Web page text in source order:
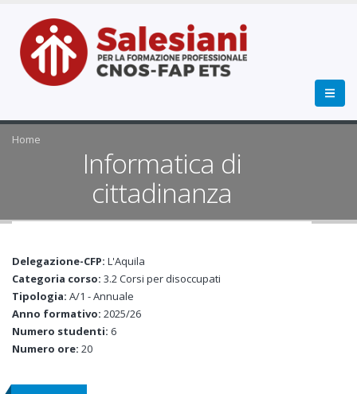
Home
Informatica di
cittadinanza
Delegazione-CFP: L'Aquila
Categoria corso: 3.2 Corsi per disoccupati
Tipologia: A/1 - Annuale
Anno formativo: 2025/26
Numero studenti: 6
Numero ore: 20